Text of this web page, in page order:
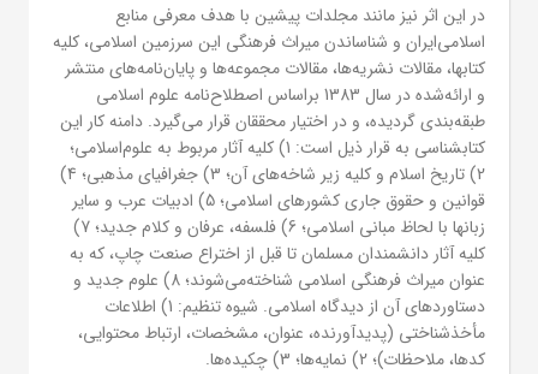
در این اثر نیز مانند مجلدات پیشین با هدف معرفی منابع
اسلامی‌ایران و شناساندن میراث فرهنگی این سرزمین اسلامی، کلیه
کتابها، مقالات نشریه‌ها، مقالات مجموعه‌ها و پایان‌نامه‌های منتشر
و ارائه‌شده در سال 1383 براساس اصطلاح‌نامه علوم اسلامی
طبقه‌بندی گردیده، و در اختیار محققان قرار می‌گیرد. دامنه کار این
کتابشناسی به قرار ذیل است: 1) کلیه آثار مربوط به علوم‌اسلامی؛
2) تاریخ اسلام و کلیه زیر شاخه‌های آن؛ 3) جغرافیای مذهبی؛ 4)
قوانین و حقوق جاری کشورهای اسلامی؛ 5) ادبیات عرب و سایر
زبانها با لحاظ مبانی اسلامی؛ 6) فلسفه، عرفان و کلام جدید؛ 7)
کلیه آثار دانشمندان مسلمان تا قبل از اختراع صنعت چاپ، که به
عنوان میراث فرهنگی اسلامی شناخته‌می‌‌شوند؛ 8) علوم جدید و
دستاوردهای آن از دیدگاه اسلامی. شیوه تنظیم: 1) اطلاعات
مأخذشناختی (پدیدآورنده، عنوان، مشخصات، ارتباط محتوایی،
کدها، ملاحظات)؛ 2) نمایه‌ها؛ 3) چکیده‌ها.